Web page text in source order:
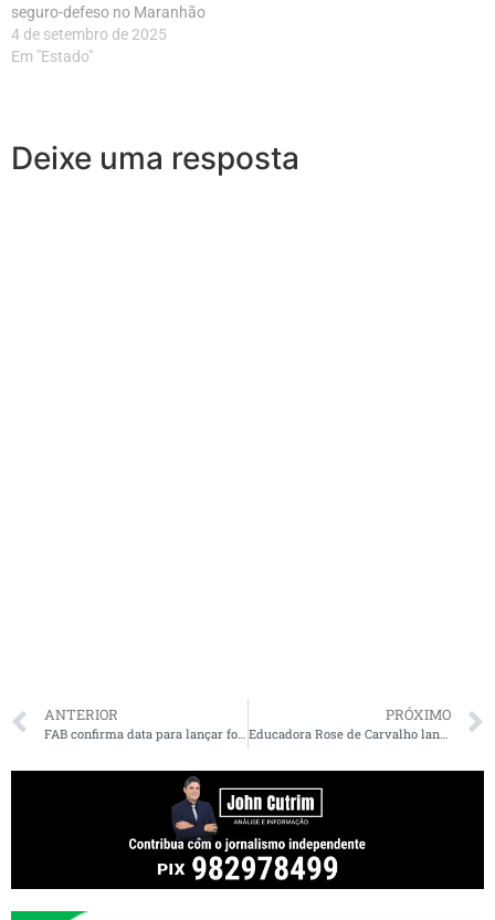
seguro-defeso no Maranhão
4 de setembro de 2025
Em "Estado"
Deixe uma resposta
ANTERIOR PRÓXIMO